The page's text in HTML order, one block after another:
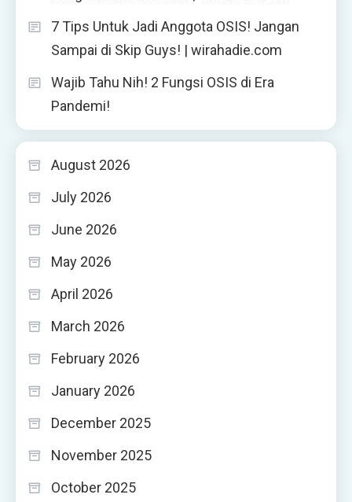
7 Tips Untuk Jadi Anggota OSIS! Jangan
Sampai di Skip Guys! | wirahadie.com
Wajib Tahu Nih! 2 Fungsi OSIS di Era
Pandemi!
August 2026
July 2026
June 2026
May 2026
April 2026
March 2026
February 2026
January 2026
December 2025
November 2025
October 2025